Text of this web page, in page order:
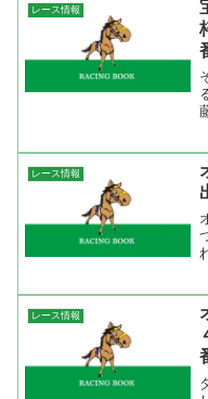
レース情報
レース情報
レース情報